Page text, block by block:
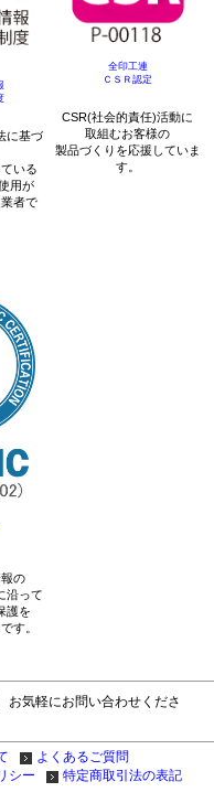
に基づ
いる
用が
者で
全印工連
ＣＳＲ認定
CSR(社会的責任)活動に
取組むお客様の
製品づくりを応援していま
す。
の
沿って
護を
す。
お気軽にお問い合わせくださ
よくあるご質問
シー
特定商取引法の表記